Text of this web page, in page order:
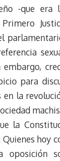
-que era
para
en la
la
hoy
oposición